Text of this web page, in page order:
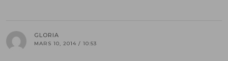
GLORIA
MARS 10, 2014 / 10:53